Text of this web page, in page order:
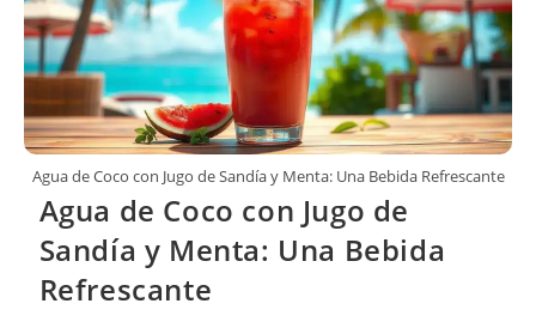
Agua de Coco con Jugo de Sandía y Menta: Una Bebida Refrescante
Agua de Coco con Jugo de
Sandía y Menta: Una Bebida
Refrescante